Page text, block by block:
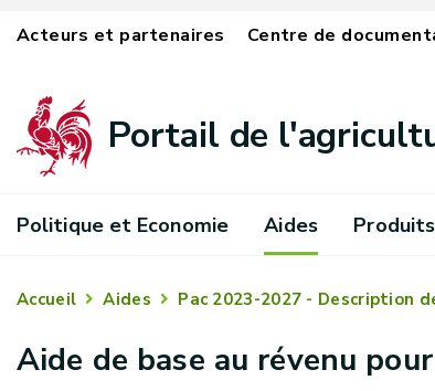
Acteurs et partenaires Centre de
Portail de
Politique et Economie Aides Produits
Accueil Aides Pac 2023-2027 - Description
Aide de base au révenu